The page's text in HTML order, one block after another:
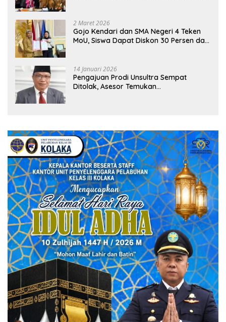
2 Maret 2026
Gojo Kendari dan SMA Negeri 4 Teken
MoU, Siswa Dapat Diskon 30 Persen dan
14 Januari 2026
Pengajuan Prodi Unsultra Sempat
Ditolak, Asesor Temukan